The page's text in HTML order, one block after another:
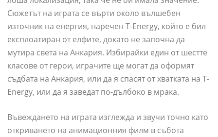
Сюжетът на играта се върти около вълшебен
източник на енергия, наречен T-Energy, който е бил
експлоатиран от елфите, докато не започна да
мутира света на Анкария. Избирайки един от шестте
класове от герои, играчите ще могат да оформят
съдбата на Анкария, или да я спасят от хватката на T-
Energy, или да я заведат по-дълбоко в мрака.
Въвеждането на играта изглежда и звучи точно като
откриването на анимационния филм в събота